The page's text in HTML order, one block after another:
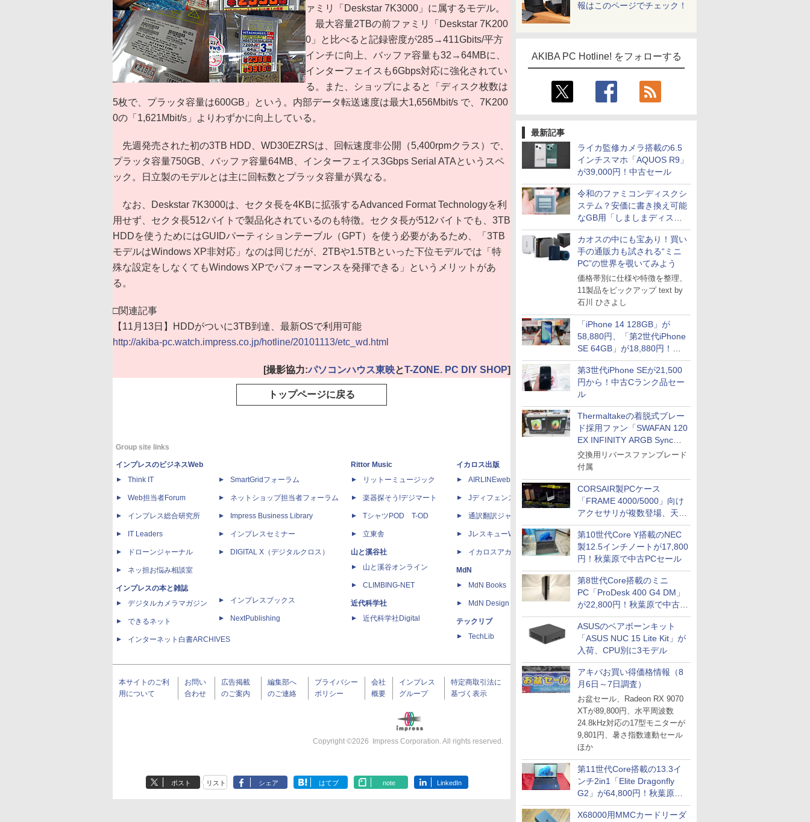
報はこのページでチェック！
AKIBA PC Hotline! をフォローする
最新記事
ライカ監修カメラ搭載の6.5
インチスマホ「AQUOS R9」
が39,000円！中古セール
令和のファミコンディスクシ
ステム？安価に書き換え可能
なGB用「しましまディスク
システム」
カオスの中にも宝あり！買い
手の通販力も試される“ミニ
PC”の世界を覗いてみよう
価格帯別に仕様や特徴を整理、
11製品をピックアップ text by
石川 ひさよし
「iPhone 14 128GB」が
58,880円、「第2世代iPhone
SE 64GB」が18,880円！中
古Bランク品セール
第3世代iPhone SEが21,500
円から！中古Cランク品セー
ル
Thermaltakeの着脱式ブレー
ド採用ファン「SWAFAN 120
EX INFINITY ARGB Sync」
に単品パッケージ
交換用リバースファンブレード
付属
CORSAIR製PCケース
「FRAME 4000/5000」向け
アクセサリが複数登場、天然
木製パネルや背面コネクタ対
応トレイなど
第10世代Core Y搭載のNEC
製12.5インチノートが17,800
円！秋葉原で中古PCセール
第8世代Core搭載のミニ
PC「ProDesk 400 G4 DM」
が22,800円！秋葉原で中古
PCセール
ASUSのベアボーンキット
「ASUS NUC 15 Lite Kit」が
入荷、CPU別に3モデル
アキバお買い得価格情報（8
月6日～7日調査）
お盆セール、Radeon RX 9070
XTが89,800円、水平周波数
24.8kHz対応の17型モニターが
9,801円、暑さ指数連動セール
ほか
第11世代Core搭載の13.3イ
ンチ2in1「Elite Dragonfly
G2」が64,800円！秋葉原で
中古PCセール
X68000用MMCカードリーダ
ァミリ「Deskstar 7K3000」に属するモデル。
最大容量2TBの前ファミリ「Deskstar 7K200
0」と比べると記録密度が285→411Gbits/平方
インチに向上、バッファ容量も32→64MBに、
インターフェイスも6Gbps対応に強化されてい
る。また、ショップによると「ディスク枚数は
5枚で、プラッタ容量は600GB」という。内部データ転送速度は最大1,656Mbit/s で、7K200
0の「1,621Mbit/s」よりわずかに向上している。
先週発売された初の3TB HDD、WD30EZRSは、回転速度非公開（5,400rpmクラス）で、
プラッタ容量750GB、バッファ容量64MB、インターフェイス3Gbps Serial ATAというスペ
ック。日立製のモデルとは主に回転数とプラッタ容量が異なる。
なお、Deskstar 7K3000は、セクタ長を4KBに拡張するAdvanced Format Technologyを利
用せず、セクタ長512バイトで製品化されているのも特徴。セクタ長が512バイトでも、3TB
HDDを使うためにはGUIDパーティションテーブル（GPT）を使う必要があるため、「3TB
モデルはWindows XP非対応」なのは同じだが、2TBや1.5TBといった下位モデルでは「特
殊な設定をしなくてもWindows XPでパフォーマンスを発揮できる」というメリットがあ
る。
□関連記事
【11月13日】HDDがついに3TB到達、最新OSで利用可能
http://akiba-pc.watch.impress.co.jp/hotline/20101113/etc_wd.html
[撮影協力:パソコンハウス東映とT-ZONE. PC DIY SHOP]
トップページに戻る
Group site links
インプレスのビジネスWeb
Think IT
Web担当者Forum
インプレス総合研究所
IT Leaders
ドローンジャーナル
ネッ担お悩み相談室
インプレスの本と雑誌
デジタルカメラマガジン
できるネット
インターネット白書ARCHIVES
SmartGridフォーラム
ネットショップ担当者フォーラム
Impress Business Library
インプレスセミナー
DIGITAL X（デジタルクロス）
インプレスブックス
NextPublishing
Rittor Music
リットーミュージック
楽器探そう!デジマート
TシャツPOD T-OD
立東舎
山と溪谷社
山と溪谷オンライン
CLIMBING-NET
近代科学社
近代科学社Digital
イカロス出版
AIRLINEweb
Jディフェンスニュース
通訳翻訳ジャーナル
JレスキューWeb
イカロスアカデミー
MdN
MdN Books
MdN Design Interactive
テックリブ
TechLib
天海社
Comic curea
impress QuickBooks
PUBFUN
パブファンセルフ
TシャツPOD pTa.shop
カスタム写真集POD fabli
Impress Group Publication Informa
tion
本サイトのご利
用について
お問い
合わせ
広告掲載
のご案内
編集部へ
のご連絡
プライバシー
ポリシー
会社
概要
インプレス
グループ
特定商取引法に
基づく表示
Copyright ©2026 Impress Corporation. All rights reserved.
ポスト リスト シェア はてブ note LinkedIn